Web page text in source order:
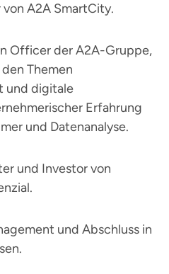
A2A SmartCity.
Officer der A2A-Gruppe,
Themen
und digitale
Erfahrung
und Datenanalyse.
und Investor von
und Abschluss in